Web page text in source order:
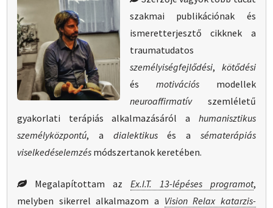
szakmai publikációnak és
ismeretterjesztő cikknek a
traumatudatos
személyiségfejlődési, kötődési
és motivációsmodellek
neuroaffirmatívszemléletű
gyakorlati terápiás alkalmazásáról a humanisztikus
személyközpontú, a dialektikusés a séma­terápiás
viselkedés­elemzés módszertanok keretében.
Megalapítottam az Ex.I.T. 13-lépéses programot,
melyben sikerrel alkalmazom a Vision Relax katarzis­